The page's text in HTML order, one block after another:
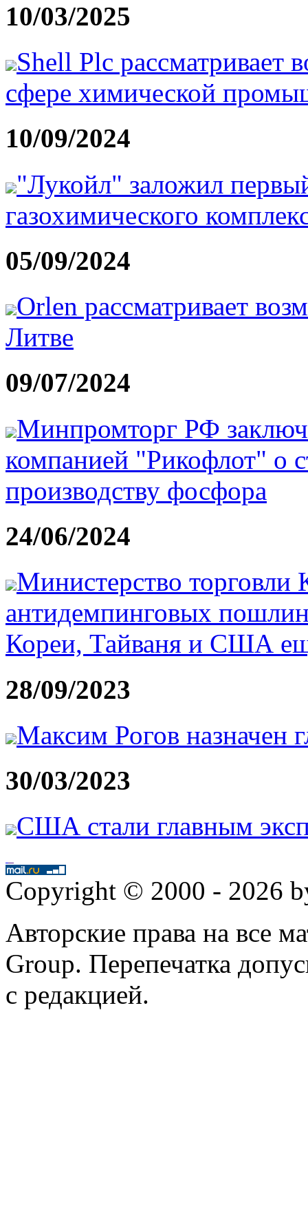
10/03/2025
Shell Plc рассматривает
сфере химической
10/09/2024
"Лукойл" заложил
газохимического
05/09/2024
Orlen рассматривает
Литве
09/07/2024
Минпромторг РФ
компанией "Рикофлот" о
производству фосфора
24/06/2024
Министерство торговли
антидемпинговых
Кореи, Тайваня и США
28/09/2023
Максим Рогов
30/03/2023
США стали главным
Copyright © 2000 - 2026
Авторские права на все
Group. Перепечатка
с редакцией.